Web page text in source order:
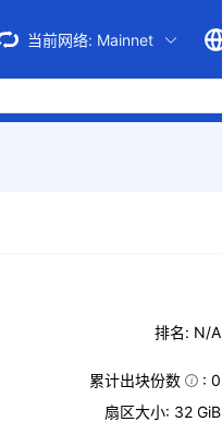
当前网络: Mainnet
排名: N/A
累计出块份数
: 0
扇区大小: 32 GiB